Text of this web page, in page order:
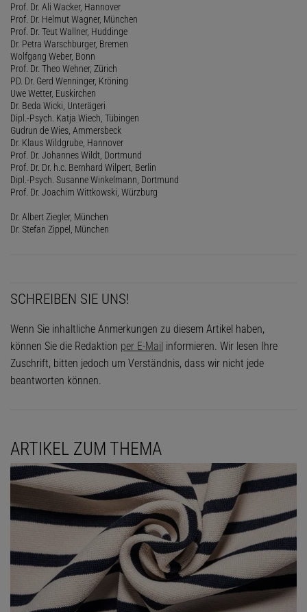
Prof. Dr. Ali Wacker, Hannover
Prof. Dr. Helmut Wagner, München
Prof. Dr. Teut Wallner, Huddinge
Dr. Petra Warschburger, Bremen
Wolfgang Weber, Bonn
Prof. Dr. Theo Wehner, Zürich
PD. Dr. Gerd Wenninger, Kröning
Uwe Wetter, Euskirchen
Dr. Beda Wicki, Unterägeri
Dipl.-Psych. Katja Wiech, Tübingen
Gudrun de Wies, Ammersbeck
Dr. Klaus Wildgrube, Hannover
Prof. Dr. Johannes Wildt, Dortmund
Prof. Dr. Dr. h.c. Bernhard Wilpert, Berlin
Dipl.-Psych. Susanne Winkelmann, Dortmund
Prof. Dr. Joachim Wittkowski, Würzburg
Dr. Albert Ziegler, München
Dr. Stefan Zippel, München
SCHREIBEN SIE UNS!
Wenn Sie inhaltliche Anmerkungen zu diesem Artikel haben,
können Sie die Redaktion per E-Mail informieren. Wir lesen Ihre
Zuschrift, bitten jedoch um Verständnis, dass wir nicht jede
beantworten können.
ARTIKEL ZUM THEMA